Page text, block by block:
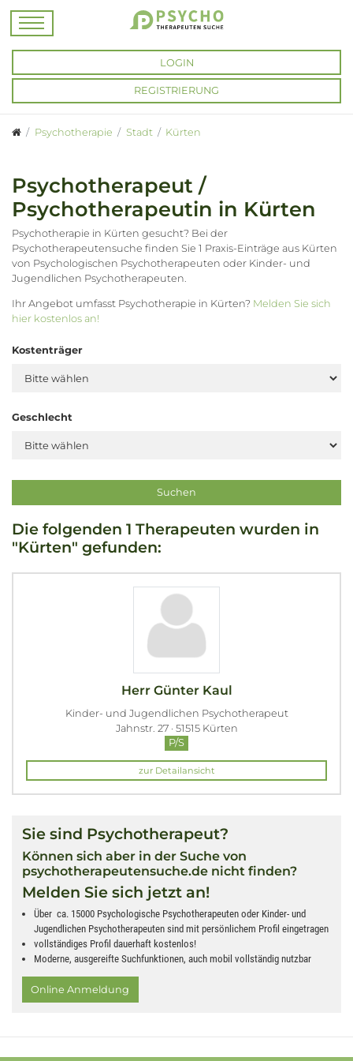
LOGIN
REGISTRIERUNG
Psychotherapie Stadt Kürten
Psychotherapeut /
Psychotherapeutin in Kürten
Psychotherapie in Kürten gesucht? Bei der
Psychotherapeutensuche finden Sie 1 Praxis-Einträge aus Kürten
von Psychologischen Psychotherapeuten oder Kinder- und
Jugendlichen Psychotherapeuten.
Ihr Angebot umfasst Psychotherapie in Kürten? Melden Sie sich
hier kostenlos an!
Kostenträger
Geschlecht
Die folgenden 1 Therapeuten wurden in
"Kürten" gefunden:
Herr Günter Kaul
Kinder- und Jugendlichen Psychotherapeut
Jahnstr. 27 · 51515 Kürten
P/S
zur Detailansicht
Sie sind Psychotherapeut?
Können sich aber in der Suche von
psychotherapeutensuche.de nicht finden?
Melden Sie sich jetzt an!
Über ca. 15000 Psychologische Psychotherapeuten oder Kinder- und
Jugendlichen Psychotherapeuten sind mit persönlichem Profil eingetragen
vollständiges Profil dauerhaft kostenlos!
Moderne, ausgereifte Suchfunktionen, auch mobil vollständig nutzbar
Online Anmeldung